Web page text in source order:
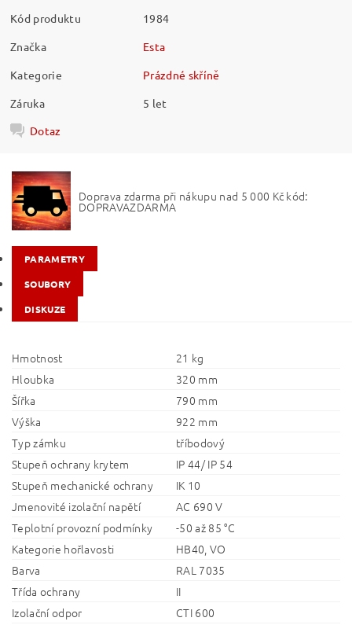
Kód produktu
1984
Značka
Esta
Kategorie
Prázdné skříně
Záruka
5 let
Dotaz
Doprava zdarma při nákupu nad 5 000 Kč kód:
DOPRAVAZDARMA
PARAMETRY
SOUBORY
DISKUZE
Hmotnost
21 kg
Hloubka
320 mm
Šířka
790 mm
Výška
922 mm
Typ zámku
tříbodový
Stupeň ochrany krytem
IP 44/ IP 54
Stupeň mechanické ochrany
IK 10
Jmenovité izolační napětí
AC 690 V
Teplotní provozní podmínky
-50 až 85 °C
Kategorie hořlavosti
HB40, VO
Barva
RAL 7035
Třída ochrany
II
Izolační odpor
CTI 600